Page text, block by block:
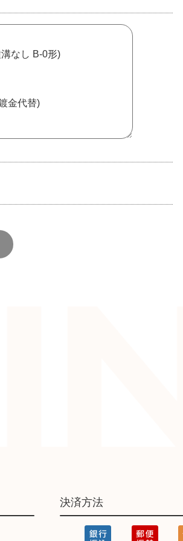
決済方法